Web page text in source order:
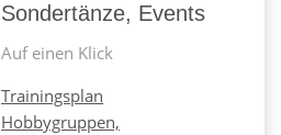
Sondertänze, Events
Auf einen Klick
Trainingsplan
Hobbygruppen,